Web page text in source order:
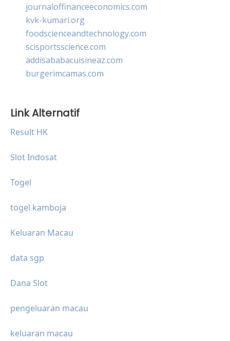
journaloffinanceeconomics.com
kvk-kumari.org
foodscienceandtechnology.com
scisportsscience.com
addisababacuisineaz.com
burgerimcamas.com
Link Alternatif
Result HK
Slot Indosat
Togel
togel kamboja
Keluaran Macau
data sgp
Dana Slot
pengeluaran macau
keluaran macau